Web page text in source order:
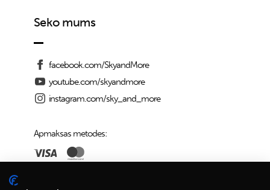
Seko mums
facebook.com/SkyandMore
youtube.com/skyandmore
instagram.com/sky_and_more
Apmaksas metodes: